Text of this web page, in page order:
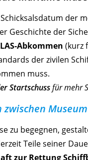
der
Geschichte der
Abkommen (kurz
der zivilen
muss.
Startschussfür mehr
Museum
zu begegnen,
Teile seiner
zur Rettung